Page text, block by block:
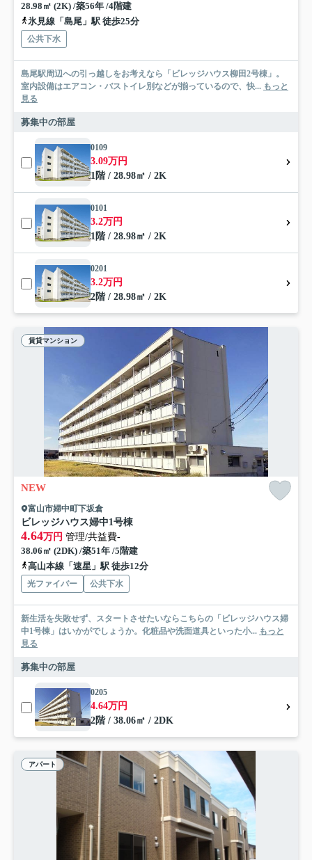
28.98㎡ (2K) /築56年 /4階建
氷見線「島尾」駅 徒歩25分
公共下水
島尾駅周辺への引っ越しをお考えなら「ビレッジハウス柳田2号棟」。
室内設備はエアコン・バストイレ別などが揃っているので、快... もっと
見る
募集中の部屋
0109
3.09万円
1階 / 28.98㎡ / 2K
0101
3.2万円
1階 / 28.98㎡ / 2K
0201
3.2万円
2階 / 28.98㎡ / 2K
賃貸マンション
NEW
富山市婦中町下坂倉
ビレッジハウス婦中1号棟
4.64万円 管理/共益費-
38.06㎡ (2DK) /築51年 /5階建
高山本線「速星」駅 徒歩12分
光ファイバー 公共下水
新生活を失敗せず、スタートさせたいならこちらの「ビレッジハウス婦
中1号棟」はいかがでしょうか。化粧品や洗面道具といった小... もっと
見る
募集中の部屋
0205
4.64万円
2階 / 38.06㎡ / 2DK
アパート